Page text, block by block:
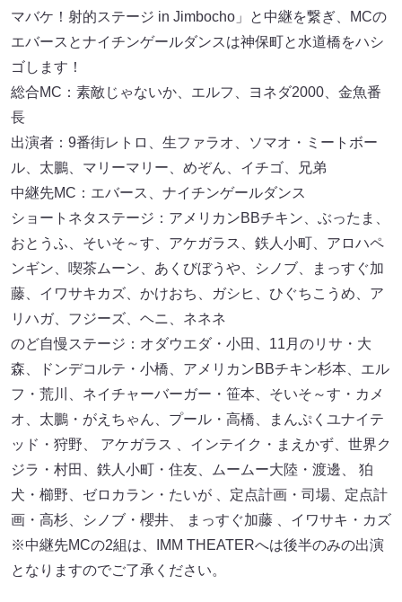
マバケ！射的ステージ in Jimbocho」と中継を繋ぎ、MCの
エバースとナイチンゲールダンスは神保町と水道橋をハシ
ゴします！
総合MC：素敵じゃないか、エルフ、ヨネダ2000、金魚番
長
出演者：9番街レトロ、生ファラオ、ソマオ・ミートボー
ル、太鵬、マリーマリー、めぞん、イチゴ、兄弟
中継先MC：エバース、ナイチンゲールダンス
ショートネタステージ：アメリカンBBチキン、ぶったま、
おとうふ、そいそ～す、アケガラス、鉄人小町、アロハペ
ンギン、喫茶ムーン、あくびぼうや、シノブ、まっすぐ加
藤、イワサキカズ、かけおち、ガシヒ、ひぐちこうめ、ア
リハガ、フジーズ、ヘニ、ネネネ
のど自慢ステージ：オダウエダ・小田、11月のリサ・大
森、ドンデコルテ・小橋、アメリカンBBチキン杉本、エル
フ・荒川、ネイチャーバーガー・笹本、そいそ～す・カメ
オ、太鵬・がえちゃん、プール・高橋、まんぷくユナイテ
ッド・狩野、 アケガラス 、インテイク・まえかず、世界ク
ジラ・村田、鉄人小町・住友、ムームー大陸・渡邊、 狛
犬・櫛野、ゼロカラン・たいが 、定点計画・司場、定点計
画・高杉、シノブ・櫻井、 まっすぐ加藤 、イワサキ・カズ
※中継先MCの2組は、IMM THEATERへは後半のみの出演
となりますのでご了承ください。